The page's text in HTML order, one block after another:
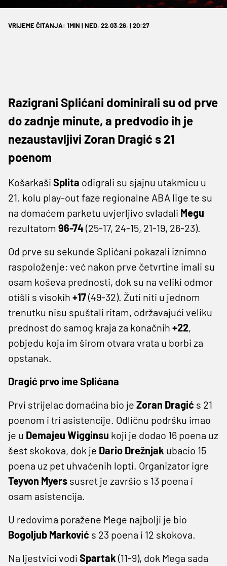
VRIJEME ČITANJA: 1MIN | NED. 22.03.26. | 20:27
Razigrani Splićani dominirali su od prve
do zadnje minute, a predvodio ih je
nezaustavljivi Zoran Dragić s 21
poenom
Košarkaši Splita odigrali su sjajnu utakmicu u
21. kolu play-out faze regionalne ABA lige te su
na domaćem parketu uvjerljivo svladali Megu
rezultatom 96-74(25-17, 24-15, 21-19, 26-23).
Od prve su sekunde Splićani pokazali iznimno
raspoloženje; već nakon prve četvrtine imali su
osam koševa prednosti, dok su na veliki odmor
otišli s visokih +17(49-32). Žuti niti u jednom
trenutku nisu spuštali ritam, održavajući veliku
prednost do samog kraja za konačnih +22,
pobjedu koja im širom otvara vrata u borbi za
opstanak.
Dragić prvo ime Splićana
Prvi strijelac domaćina bio je Zoran Dragić s 21
poenom i tri asistencije. Odličnu podršku imao
je u Demajeu Wigginsu koji je dodao 16 poena uz
šest skokova, dok je Dario Drežnjak ubacio 15
poena uz pet uhvaćenih lopti. Organizator igre
Teyvon Myers susret je završio s 13 poena i
osam asistencija.
U redovima poražene Mege najbolji je bio
Bogoljub Marković s 23 poena i 12 skokova.
Na ljestvici vodi Spartak (11-9), dok Mega sada